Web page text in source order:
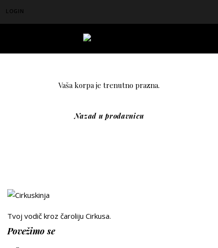
LOGIN
Vaša korpa je trenutno prazna.
Nazad u prodavnicu
Tvoj vodič kroz čaroliju Cirkusa.
Povežimo se